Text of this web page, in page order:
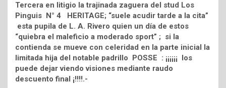
Tercera en litigio la trajinada zaguera del stud Los
Pinguis N° 4 HERITAGE; “suele acudir tarde a la cita”
esta pupila de L. A. Rivero quien un día de estos
“quiebra el maleficio a moderado sport” ; si la
contienda se mueve con celeridad en la parte inicial la
limitada hija del notable padrillo POSSE : ¡¡¡¡¡¡ los
puede dejar viendo visiones mediante raudo
descuento final ¡!!!!.-